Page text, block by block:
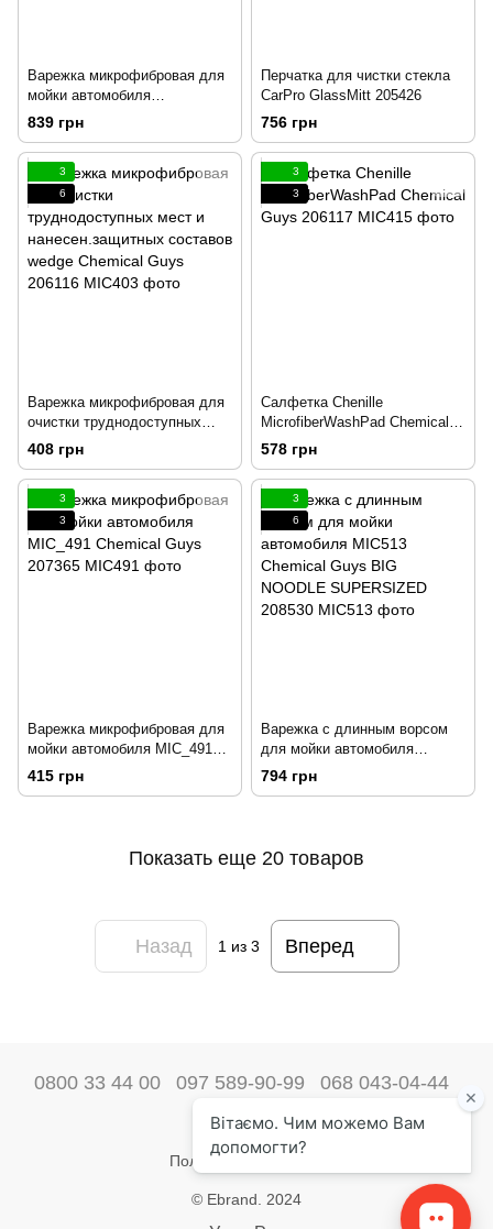
Варежка микрофибровая для
мойки автомобиля
STRANGER Chemical Guys
204299
839 грн
Перчатка для чистки стекла
CarPro GlassMitt 205426
756 грн
3
6
Варежка микрофибровая для
очистки труднодоступных
мест и нанесен.защитных
составов wedge Chemical
Guys 206116
408 грн
3
3
Салфетка Chenille
MicrofiberWashPad Chemical
Guys 206117
578 грн
3
3
Варежка микрофибровая для
мойки автомобиля MIC_491
Chemical Guys 207365
415 грн
3
6
Варежка с длинным ворсом
для мойки автомобиля
MIC513 Chemical Guys BIG
NOODLE SUPERSIZED
794 грн
Показать еще 20 товаров
Назад 1из 3 Вперед
0800 33 44 00 097 589-90-99 068 043-04-44
Наши контакты
Полная версия сайта
© Ebrand. 2024